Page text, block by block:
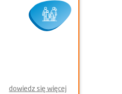
dowiedz się więcej